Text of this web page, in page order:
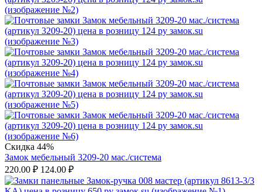
Скидка 44%
Замок мебельный 3209-20 мас./система
220.00 ₽ 124.00 ₽